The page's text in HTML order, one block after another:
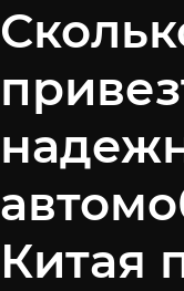
Китая